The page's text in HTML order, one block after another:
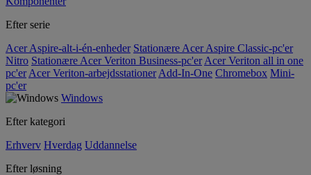
Efter serie
Acer Aspire-alt-i-én-enheder Stationære Acer Aspire Classic-pc'er
Nitro Stationære Acer Veriton Business-pc'er Acer Veriton all in one
pc'er Acer Veriton-arbejdsstationer Add-In-One Chromebox Mini-
pc'er
Windows
Efter kategori
Erhverv Hverdag Uddannelse
Efter løsning